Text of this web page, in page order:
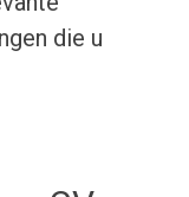
die u